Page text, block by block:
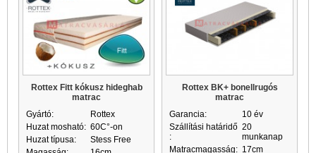
Rottex Fitt kókusz hideghab
matrac
Gyártó:
Rottex
Huzat mosható: 60C°-on
Huzat típusa:
Stess Free
Rottex BK+ bonellrugós
matrac
Garancia:
10 év
Szállítási határidő
:
20
munkanap
Matracmagasság: 17cm